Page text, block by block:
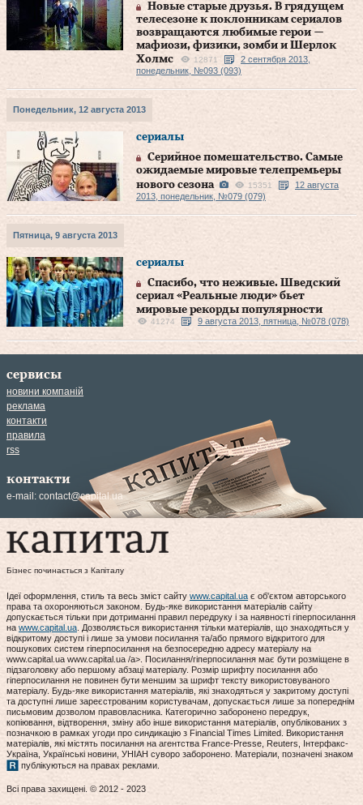
Новые старые друзья. В грядущем
телесезоне к поклонникам сериалов
возвращаются любимые герои —
мафиози, физики, зомби и Шерлок
Холмс
12871
2 сентября 2013,
понедельник, №093 (093)
Понедельник, 12 августа 2013
сериалы
Серийное помешательство. Самые
ожидаемые мировые телепремьеры
нового сезона
15351
12 августа
2013, понедельник, №079 (079)
Пятница, 9 августа 2013
сериалы
Спасибо, что неживые. Шведский
сериал «Реальные люди» бьет
мировые рекорды популярности
41274 9 августа 2013, пятница, №078 (078)
сервисы
новини компаній
реклама
контакти
правила
rss
контакти
e-mail: contact@capital.ua
Бізнес починається з Капіталу
Ідеї оформлення, стиль та весь зміст сайту www.capital.ua є об'єктом авторського
права та охороняються законом. Будь-яке використання матеріалів сайту
допускається тільки при дотриманні правил передруку і за наявності гіперпосилання
на www.capital.ua . Дозволяється використання тільки матеріалів, що знаходяться у
відкритому доступі і лише за умови посилання та/або прямого відкритого для
пошукових систем гіперпосилання на безпосередню адресу матеріалу на
www.capital.ua www.capital.ua /a>. Посилання/гіперпосилання має бути розміщене в
підзаголовку або першому абзаці матеріалу. Розмір шрифту посилання або
гіперпосилання не повинен бути меншим за шрифт тексту використовуваного
матеріалу. Будь-яке використання матеріалів, які знаходяться у закритому доступі
та доступні лише зареєстрованим користувачам, допускається лише за попереднім
письмовим дозволом правовласника. Категорично заборонено передрук,
копіювання, відтворення, зміну або інше використання матеріалів, опублікованих з
позначкою в рамках угоди про синдикацію з Financial Times Limited. Використання
матеріалів, які містять посилання на агентства France-Presse, Reuters, Інтерфакс-
Україна, Українські новини, УНІАН суворо заборонено. Матеріали, позначені знаком
публікуються на правах реклами.
Всі права захищені. © 2012 - 2023